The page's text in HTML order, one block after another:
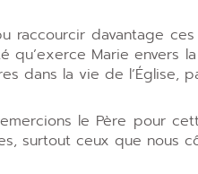
davantage ces
Marie envers
dans la vie de l’Église,
le Père pour
surtout ceux que nous